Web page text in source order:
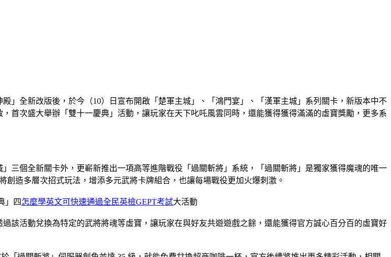
」全新改版後，於今（10）日宣布開啟「楚軍主城」、「鴻門宴」、「漢軍主城」系列關卡，新版本中不
首次盛大舉辦「雙十一慶典」活動，讓玩家在天下叱吒風雲同時，還能獲得獲得滿滿的虛寶獎勵，更多系
三個全新關卡外，更嶄新推出一項高等進階戰役「過關斬將」系統，「過關斬將」是獨家獲得魔魂的唯一
造多層次招式玩法，增添多元武將卡牌組合，也讓每場戰役更加火爆刺激。
」四怎麼學英文可快速通過全民英檢GEPT考試大活動
該活動兌換為特定的武將將魂等虛寶，讓玩家在與好友共遊遊戲之餘，還能獲得官方誠心百分百的虛寶好